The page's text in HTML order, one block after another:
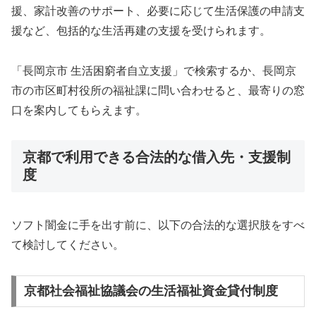
援、家計改善のサポート、必要に応じて生活保護の申請支
援など、包括的な生活再建の支援を受けられます。
「長岡京市 生活困窮者自立支援」で検索するか、長岡京
市の市区町村役所の福祉課に問い合わせると、最寄りの窓
口を案内してもらえます。
京都で利用できる合法的な借入先・支援制
度
ソフト闇金に手を出す前に、以下の合法的な選択肢をすべ
て検討してください。
京都社会福祉協議会の生活福祉資金貸付制度